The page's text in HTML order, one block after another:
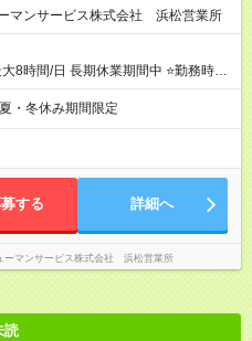
マンサービス株式会社 浜松営業所
8時間/日 長期休業期間中 ⭐勤務時間
～) ⭐勤務曜日 ・月、火、水、
週2日～OK 勤務時間・期間など
迎♪ ♪お気軽にご相談ください♬
・冬休み期間限定
する 詳細へ
ーマンサービス株式会社 浜松営業所
読